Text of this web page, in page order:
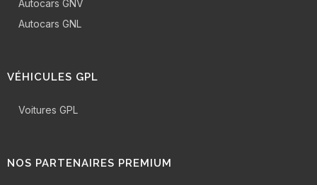
Autocars GNV
Autocars GNL
VÉHICULES GPL
Voitures GPL
NOS PARTENAIRES PREMIUM